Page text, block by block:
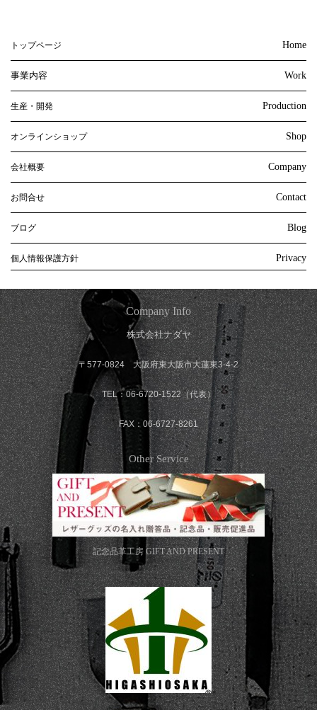
トップページ Home
事業内容 Work
生産・開発 Production
オンラインショップ Shop
会社概要 Company
お問合せ Contact
ブログ Blog
個人情報保護方針 Privacy
Company Info
株式会社ナダヤ
〒577-0824 大阪府東大阪市大蓮東3-4-2
TEL：06-6720-1522（代表）
FAX：06-6727-8261
Other Service
記念品革工房 GIFT AND PRESENT